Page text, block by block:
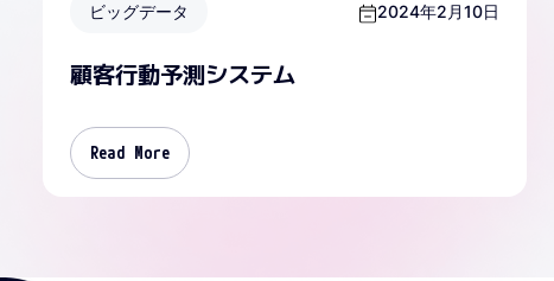
ビッグデータ 2024年2月10日
顧客行動予測システム
Read More